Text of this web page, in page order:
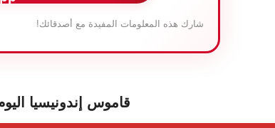
شارك هذه المعلومات المفيدة مع أصدقائك!
قاموس إندونيسيا